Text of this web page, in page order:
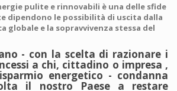
pulite e rinnovabili è una delle sfide
dipendono le possibilità di uscita dalla
globale e la sopravvivenza stessa del
- con la scelta di razionare i
a chi, cittadino o impresa ,
energetico - condanna
il nostro Paese a restare